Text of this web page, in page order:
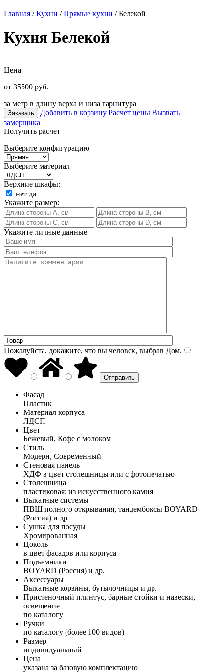
Главная /Кухни /Прямые кухни / Белекой
Кухня Белекой
Цена:
от 35500 руб.
за метр в длину верха и низа гарнитура
Заказать Добавить в корзину Расчет цены Вызвать
замерщика
Получить расчет
Выберите конфигурацию
Выберите материал
Верхние шкафы:
нет да
Укажите размер:
Укажите личные данные:
Пожалуйста, докажите, что вы человек, выбрав Дом.
Фасад
Пластик
Материал корпуса
ЛДСП
Цвет
Бежевый, Кофе с молоком
Стиль
Модерн, Современный
Стеновая панель
ХДФ в цвет столешницы или с фотопечатью
Столешница
пластиковая; из искусственного камня
Выкатные системы
ПВШ полного открывания, тандембоксы BOYARD
(Россия) и др.
Сушка для посуды
Хромированная
Цоколь
в цвет фасадов или корпуса
Подъемники
BOYARD (Россия) и др.
Аксессуары
Выкатные корзины, бутылочницы и др.
Пристеночный плинтус, барные стойки и навески,
освещение
по каталогу
Ручки
по каталогу (более 100 видов)
Размер
индивидуальный
Цена
указана за базовую комплектацию